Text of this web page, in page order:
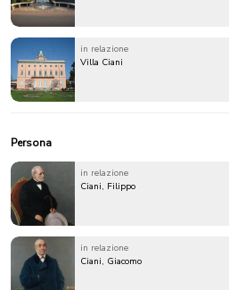
in relazione
Villa Ciani
Persona
in relazione
Ciani, Filippo
in relazione
Ciani, Giacomo